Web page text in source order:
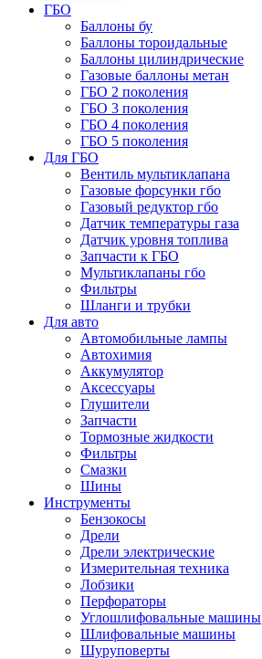
ГБО
Баллоны бу
Баллоны тороидальные
Баллоны цилиндрические
Газовые баллоны метан
ГБО 2 поколения
ГБО 3 поколения
ГБО 4 поколения
ГБО 5 поколения
Для ГБО
Вентиль мультиклапана
Газовые форсунки гбо
Газовый редуктор гбо
Датчик температуры газа
Датчик уровня топлива
Запчасти к ГБО
Мультиклапаны гбо
Фильтры
Шланги и трубки
Для авто
Автомобильные лампы
Автохимия
Аккумулятор
Аксессуары
Глушители
Запчасти
Тормозные жидкости
Фильтры
Смазки
Шины
Инструменты
Бензокосы
Дрели
Дрели электрические
Измерительная техника
Лобзики
Перфораторы
Углошлифовальные машины
Шлифовальные машины
Шуруповерты